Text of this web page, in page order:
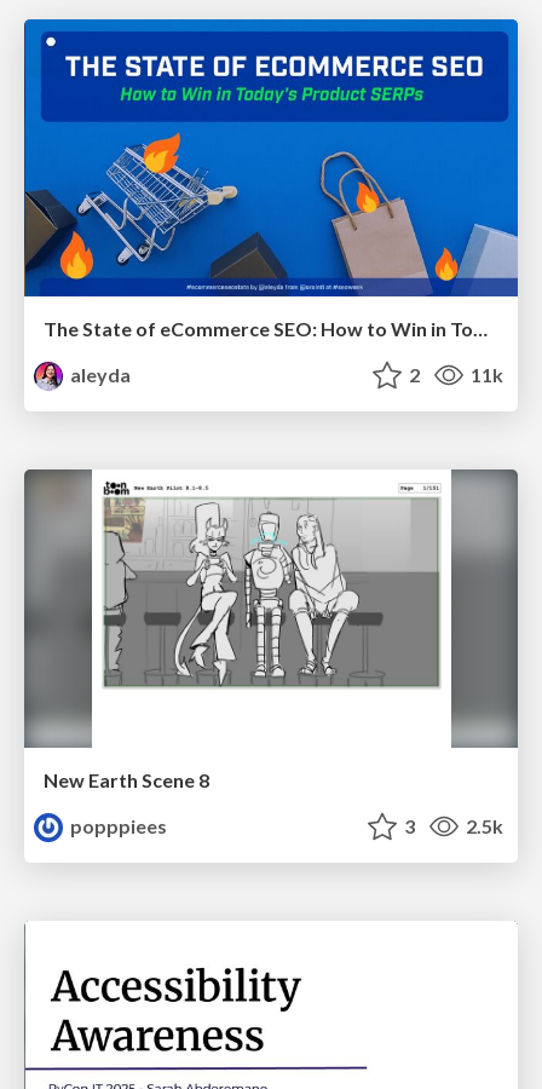
The State of eCommerce SEO: How to Win in Today's Products SERPs - #SEOweek
aleyda
2 11k
New Earth Scene 8
popppiees
3 2.5k